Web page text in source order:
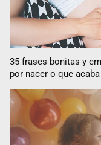
35 frases bonitas y
por nacer o que